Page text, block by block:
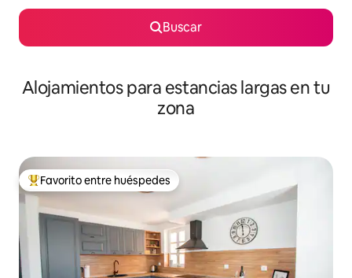
Buscar
Alojamientos para estancias largas en tu
zona
De los mejores en Favorito entre huéspedes
Favorito entre huéspedes